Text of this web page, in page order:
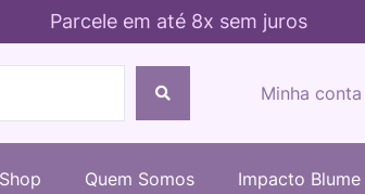
Parcele em até 8x sem juros
Minha conta
Shop Quem Somos Impacto Blume